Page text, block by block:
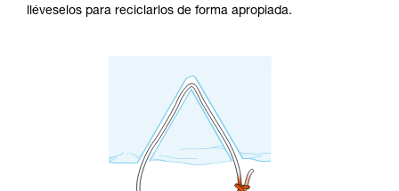
lléveselos para reciclarlos de forma apropiada.